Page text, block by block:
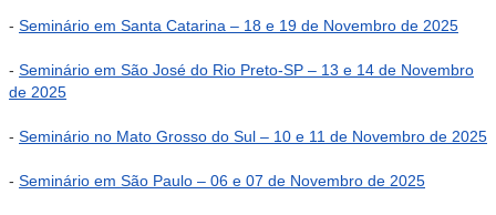
- Seminário em Santa Catarina – 18 e 19 de Novembro de 2025
- Seminário em São José do Rio Preto-SP – 13 e 14 de Novembro
de 2025
- Seminário no Mato Grosso do Sul – 10 e 11 de Novembro de 2025
- Seminário em São Paulo – 06 e 07 de Novembro de 2025